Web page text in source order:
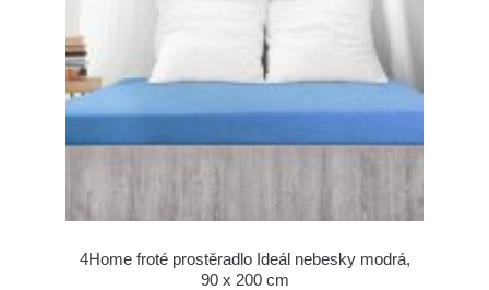
4Home froté prostěradlo Ideál nebesky modrá,
90 x 200 cm